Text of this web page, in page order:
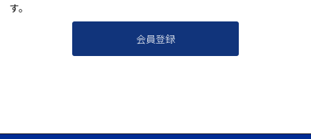
す。
会員登録